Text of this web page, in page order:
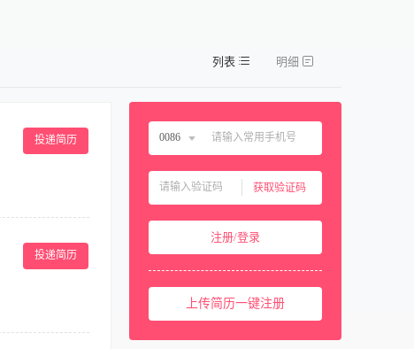
投递简历
投递简历
列表 明细
0086
获取验证码
注册/登录
上传简历一键注册
中国大陆 0086
中国澳门 00853
西班牙